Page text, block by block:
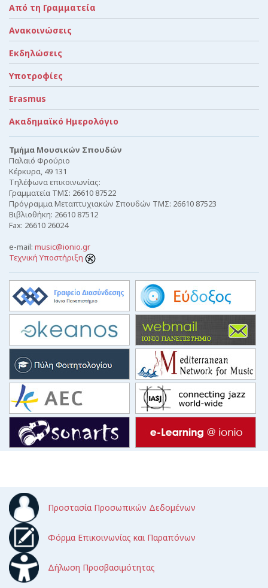
Από τη Γραμματεία
Ανακοινώσεις
Εκδηλώσεις
Υποτροφίες
Erasmus
Ακαδημαϊκό Ημερολόγιο
Τμήμα Μουσικών Σπουδών
Παλαιό Φρούριο
Κέρκυρα, 49 131
Τηλέφωνα επικοινωνίας:
Γραμματεία ΤΜΣ: 26610 87522
Πρόγραμμα Μεταπτυχιακών Σπουδών ΤΜΣ: 26610 87523
Βιβλιοθήκη: 26610 87512
Fax: 26610 26024
e-mail: music@ionio.gr
Τεχνική Υποστήριξη
Προστασία Προσωπικών Δεδομένων
Φόρμα Επικοινωνίας και Παραπόνων
Δήλωση Προσβασιμότητας